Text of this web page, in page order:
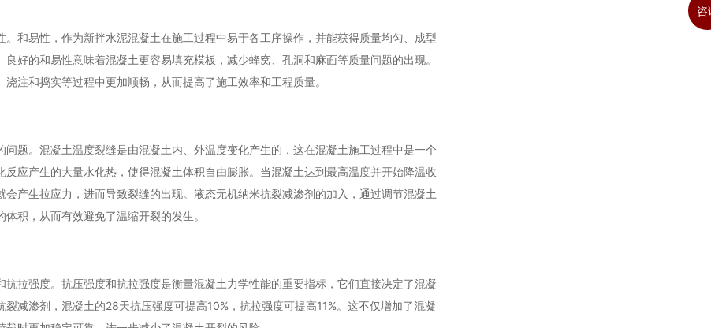
和易性，作为新拌水泥混凝土在施工过程中易于各工序操作，并能获得质量均匀、成型
好的和易性意味着混凝土更容易填充模板，减少蜂窝、孔洞和麻面等质量问题的出现。
注和捣实等过程中更加顺畅，从而提高了施工效率和工程质量。
题。混凝土温度裂缝是由混凝土内、外温度变化产生的，这在混凝土施工过程中是一个
应产生的大量水化热，使得混凝土体积自由膨胀。当混凝土达到最高温度并开始降温收
产生拉应力，进而导致裂缝的出现。液态无机纳米抗裂减渗剂的加入，通过调节混凝土
积，从而有效避免了温缩开裂的发生。
拉强度。抗压强度和抗拉强度是衡量混凝土力学性能的重要指标，它们直接决定了混凝
减渗剂，混凝土的28天抗压强度可提高10%，抗拉强度可提高11%。这不仅增加了混凝
咨